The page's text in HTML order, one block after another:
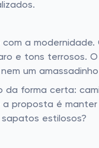
a
e tons terrosos.
um amassadinho
forma certa:
proposta é
estilosos?